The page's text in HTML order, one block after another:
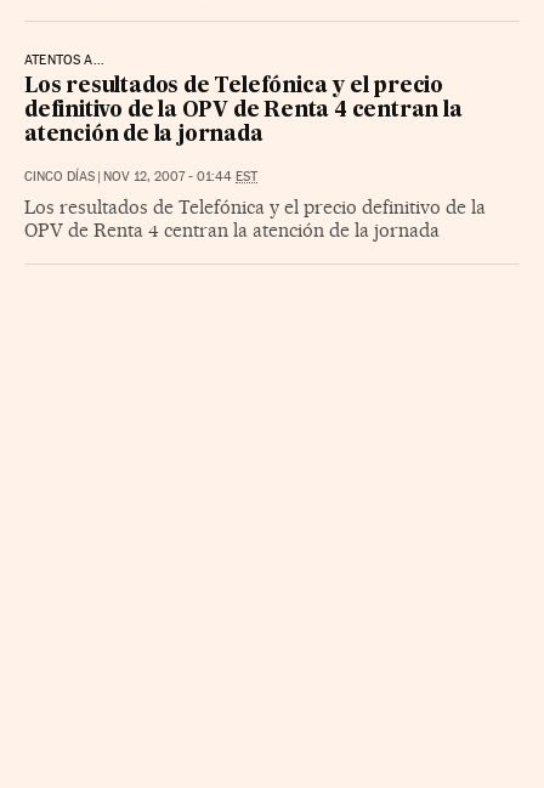
ATENTOS A...
Los resultados de Telefónica y el precio
definitivo de la OPV de Renta 4 centran la
atención de la jornada
CINCO DÍAS | NOV 12, 2007 - 01:44 EST
Los resultados de Telefónica y el precio definitivo de la
OPV de Renta 4 centran la atención de la jornada